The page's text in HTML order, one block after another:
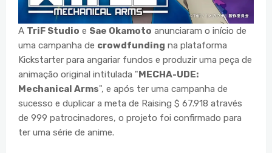
A TriF Studio e Sae Okamoto anunciaram o início de
uma campanha de crowdfunding na plataforma
Kickstarter para angariar fundos e produzir uma peça de
animação original intitulada " MECHA-UDE:
Mechanical Arms", e após ter uma campanha de
sucesso e duplicar a meta de Raising $ 67.918 através
de 999 patrocinadores, o projeto foi confirmado para
ter uma série de anime.